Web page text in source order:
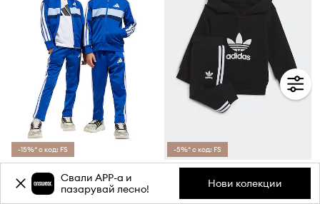
-15%* с код: FS
49,90 €
-5%* с код: FS
Детски анцуг adidas Originals H25218
Редовна цена:56,19 €
Свали APP-a и
пазарувай лесно!
Нови колекции